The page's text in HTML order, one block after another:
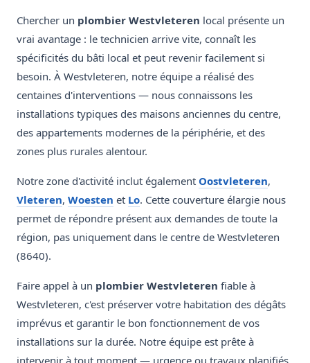
Chercher un plombier Westvleteren local présente un
vrai avantage : le technicien arrive vite, connaît les
spécificités du bâti local et peut revenir facilement si
besoin. À Westvleteren, notre équipe a réalisé des
centaines d'interventions — nous connaissons les
installations typiques des maisons anciennes du centre,
des appartements modernes de la périphérie, et des
zones plus rurales alentour.
Notre zone d'activité inclut également Oostvleteren,
Vleteren, Woesten et Lo. Cette couverture élargie nous
permet de répondre présent aux demandes de toute la
région, pas uniquement dans le centre de Westvleteren
(8640).
Faire appel à un plombier Westvleteren fiable à
Westvleteren, c'est préserver votre habitation des dégâts
imprévus et garantir le bon fonctionnement de vos
installations sur la durée. Notre équipe est prête à